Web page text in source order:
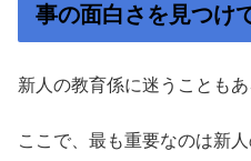
事の面白さを見つけ
新人の教育係に迷うこともあ
ここで、最も重要なのは新